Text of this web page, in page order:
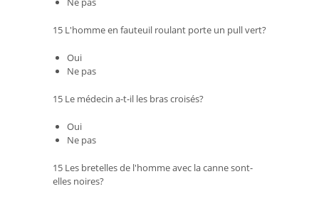
15 L'homme en fauteuil roulant porte un pull vert?
Oui
Ne pas
15 Le médecin a-t-il les bras croisés?
Oui
Ne pas
15 Les bretelles de l'homme avec la canne sont-
elles noires?